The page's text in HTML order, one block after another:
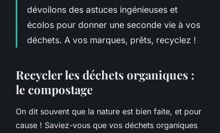
dévoilons des astuces ingénieuses et
écolos pour donner une seconde vie à vos
déchets. A vos marques, prêts, recyclez !
Recycler les déchets organiques :
le compostage
On dit souvent que la nature est bien faite, et pour
cause ! Saviez-vous que vos déchets organiques